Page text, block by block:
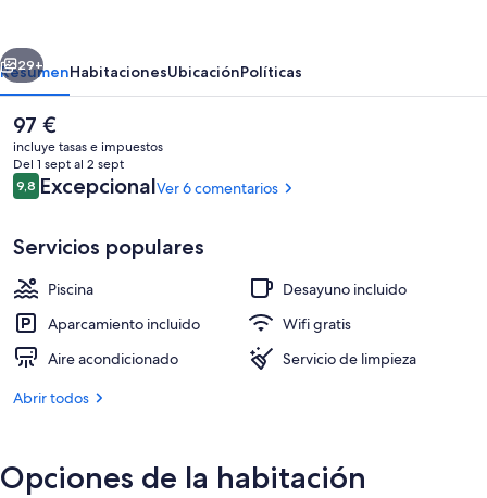
Exterior
Siguiente
29+
ResumenHabitacionesUbicaciónPolíticas
El
precio
actual
es
de
97 €
incluye tasas e impuestos
Del 1 sept al 2 sept
Comentarios
9,89,8 de 10
ExcepcionalVer 6 comentarios
Servicios populares
Piscina
Desayuno incluido
Aparcamiento incluido
Wifi gratis
Aire acondicionado
Servicio de limpieza
Abrir todos
Opciones de la habitación